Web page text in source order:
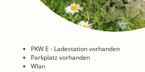
PKW E - Ladestation vorhanden
Parkplatz vorhanden
Wlan